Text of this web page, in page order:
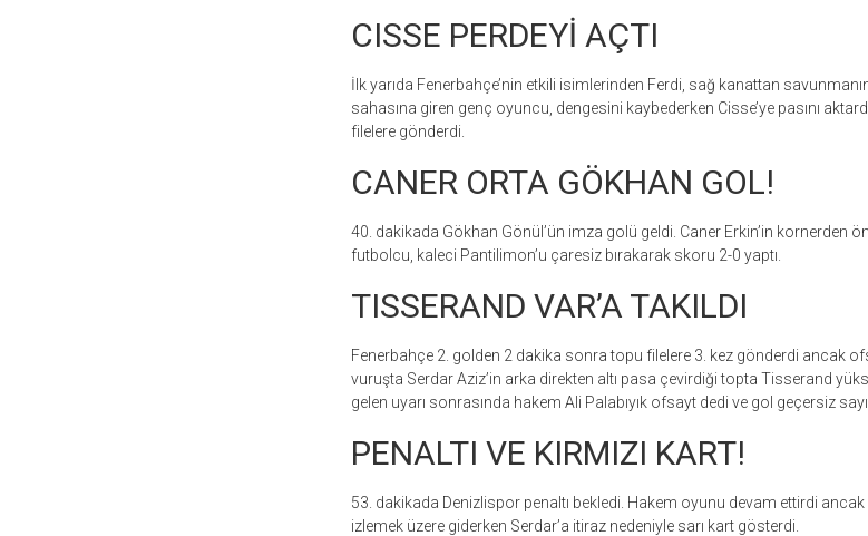
CISSE PERDEYİ AÇTI
İlk yarıda Fenerbahçe’nin etkili isimlerinden Ferdi, sağ kanattan
sahasına giren genç oyuncu, dengesini kaybederken Cisse’ye pasını
filelere gönderdi.
CANER ORTA GÖKHAN GOL!
40. dakikada Gökhan Gönül’ün imza golü geldi. Caner Erkin’in kornerden
futbolcu, kaleci Pantilimon’u çaresiz bırakarak skoru 2-0 yaptı.
TISSERAND VAR’A TAKILDI
Fenerbahçe 2. golden 2 dakika sonra topu filelere 3. kez gönderdi ancak
vuruşta Serdar Aziz’in arka direkten altı pasa çevirdiği topta Tisserand
gelen uyarı sonrasında hakem Ali Palabıyık ofsayt dedi ve gol geçersiz
PENALTI VE KIRMIZI KART!
53. dakikada Denizlispor penaltı bekledi. Hakem oyunu devam ettirdi
izlemek üzere giderken Serdar’a itiraz nedeniyle sarı kart gösterdi.